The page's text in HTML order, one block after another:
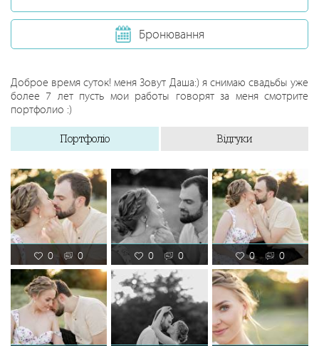
Бронювання
Доброе время суток! меня Зовут Даша:) я снимаю свадьбы уже
более 7 лет пусть мои работы говорят за меня смотрите
портфолио :)
Портфоліо Відгуки
0 0 0 0 0 0